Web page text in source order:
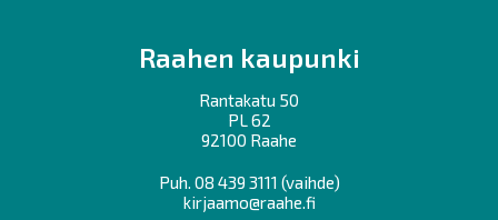
Raahen kaupunki
Rantakatu 50
PL 62
92100 Raahe
Puh. 08 439 3111 (vaihde)
kirjaamo@raahe.fi